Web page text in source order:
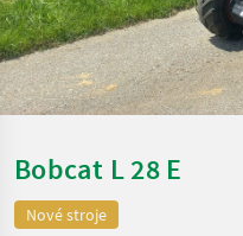
Bobcat L 28 E
Nové stroje